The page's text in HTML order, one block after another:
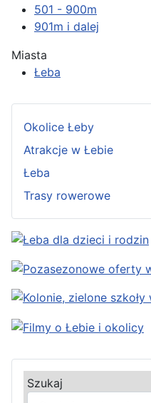
Szukaj
501 - 900m
901m i dalej
Miasta
Łeba
Okolice Łeby
Atrakcje w Łebie
Łeba
Trasy rowerowe